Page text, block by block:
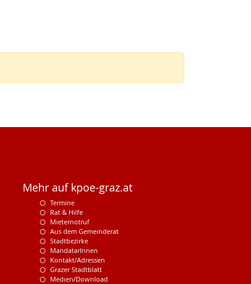
Mehr auf kpoe-graz.at
Termine
Rat & Hilfe
Mieternotruf
Aus dem Gemeinderat
Stadtbezirke
MandatarInnen
Kontakt/Adressen
Grazer Stadtblatt
Medien/Download